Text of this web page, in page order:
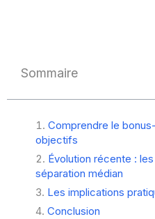
Sommaire
Comprendre le
objectifs
Évolution récente :
séparation médian
Les implications
Conclusion